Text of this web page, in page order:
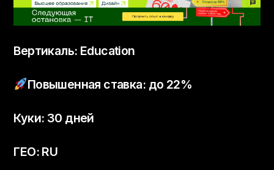
Вертикаль: Education
Повышенная ставка: до 22%
Куки: 30 дней
ГЕО: RU